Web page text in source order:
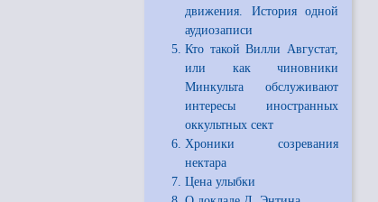
движения. История одной
аудиозаписи
Кто такой Вилли Августат,
или как чиновники
Минкульта обслуживают
интересы иностранных
оккультных сект
Хроники созревания
нектара
Цена улыбки